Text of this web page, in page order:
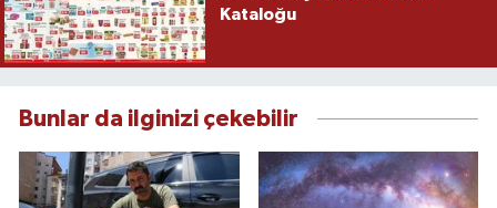
Kataloğu
Bunlar da ilginizi çekebilir